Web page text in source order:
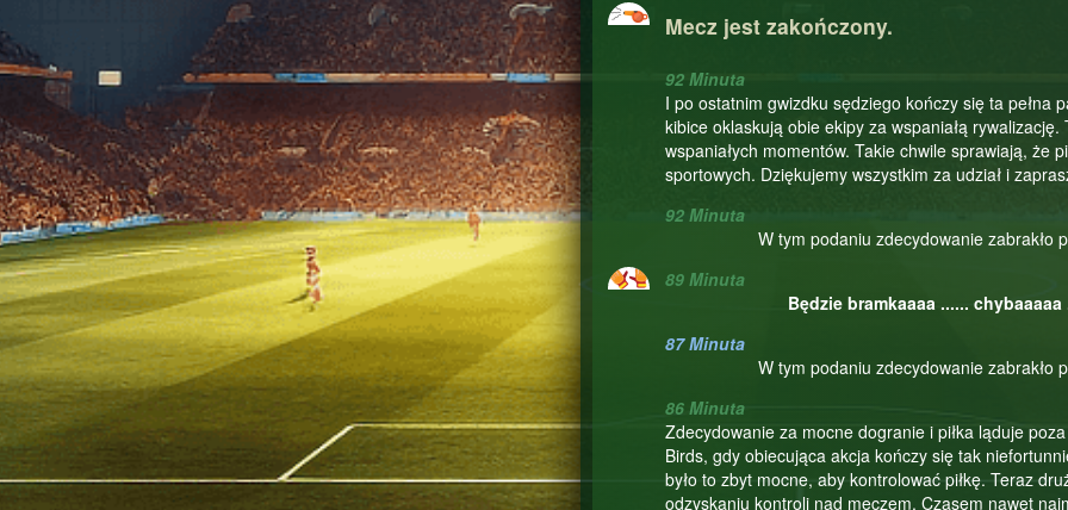
Mecz jest zakończony.
92 Minuta
I po ostatnim gwizdku sędziego kończy się ta pełna
kibice oklaskują obie ekipy za wspaniałą
wspaniałych momentów. Takie chwile sprawiają, że
sportowych. Dziękujemy wszystkim za udział i
92 Minuta
W tym podaniu zdecydowanie zabrakło
89 Minuta
Będzie bramkaaaa ......
87 Minuta
W tym podaniu zdecydowanie zabrakło
86 Minuta
Zdecydowanie za mocne dogranie i piłka ląduje
Birds, gdy obiecująca akcja kończy się tak
było to zbyt mocne, aby kontrolować piłkę. Teraz
odzyskaniu kontroli nad meczem. Czasem nawet